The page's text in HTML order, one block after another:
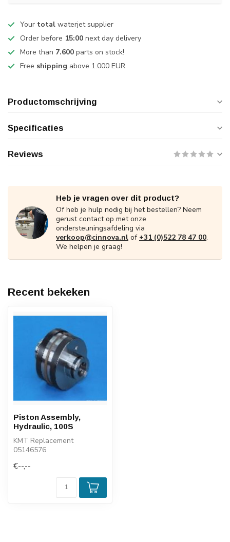
Your total waterjet supplier
Order before 15:00 next day delivery
More than 7.600 parts on stock!
Free shipping above 1.000 EUR
Productomschrijving
Specificaties
Reviews
Heb je vragen over dit product?
Of heb je hulp nodig bij het bestellen? Neem
gerust contact op met onze
ondersteuningsafdeling via
verkoop@cinnova.nl of +31 (0)522 78 47 00.
We helpen je graag!
Recent bekeken
Piston Assembly,
Hydraulic, 100S
KMT Replacement
05146576
€--,--